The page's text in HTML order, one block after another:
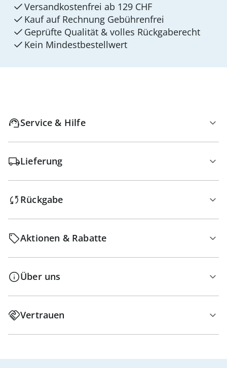
Versandkostenfrei ab 129 CHF
Kauf auf Rechnung Gebührenfrei
Geprüfte Qualität & volles Rückgaberecht
Kein Mindest­bestellwert
Service & Hilfe
Lieferung
Rückgabe
Aktionen & Rabatte
Über uns
Vertrauen